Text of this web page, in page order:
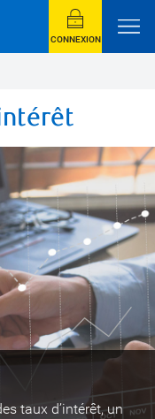
CONNEXION
taux d’intérêt, un